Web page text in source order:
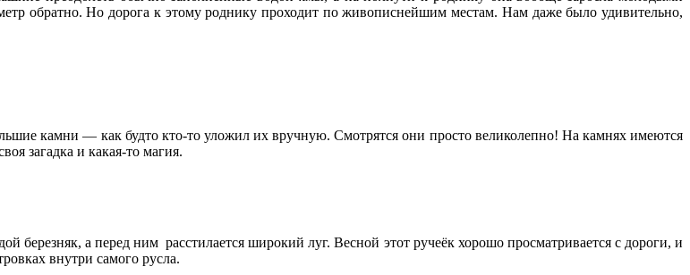
обратно. Но дорога к этому роднику проходит по живописнейшим местам. Нам даже было удивительно,
камни — как будто кто-то уложил их вручную. Смотрятся они просто великолепно! На камнях имеются
загадка и какая-то магия.
березняк, а перед ним расстилается широкий луг. Весной этот ручеёк хорошо просматривается с дороги, и
внутри самого русла.